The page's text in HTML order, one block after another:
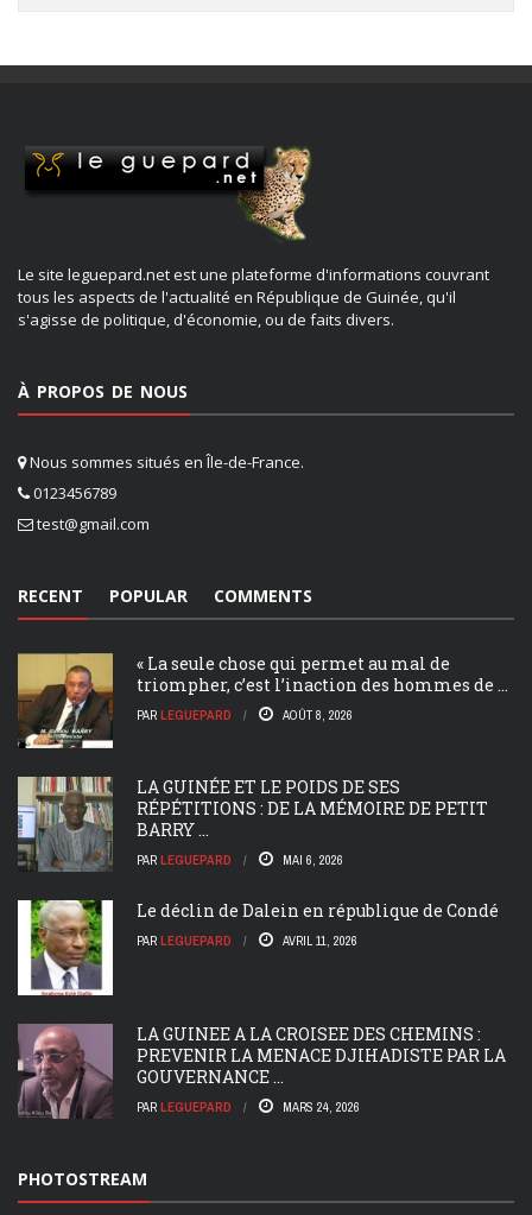
Le site leguepard.net est une plateforme d'informations couvrant
tous les aspects de l'actualité en République de Guinée, qu'il
s'agisse de politique, d'économie, ou de faits divers.
À PROPOS DE NOUS
Nous sommes situés en Île-de-France.
0123456789
test@gmail.com
RECENT POPULAR COMMENTS
« La seule chose qui permet au mal de
triompher, c’est l’inaction des hommes de ...
PAR LEGUEPARD AOÛT 8, 2026
LA GUINÉE ET LE POIDS DE SES
RÉPÉTITIONS : DE LA MÉMOIRE DE PETIT
BARRY ...
PAR LEGUEPARD MAI 6, 2026
Le déclin de Dalein en république de Condé
PAR LEGUEPARD AVRIL 11, 2026
LA GUINEE A LA CROISEE DES CHEMINS :
PREVENIR LA MENACE DJIHADISTE PAR LA
GOUVERNANCE ...
PAR LEGUEPARD MARS 24, 2026
PHOTOSTREAM